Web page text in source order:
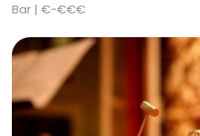
Bar | €-€€€